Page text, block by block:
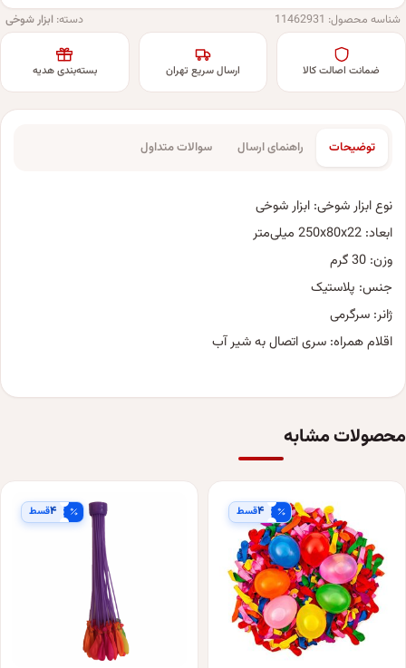
شناسه محصول: 11462931 دسته: ابزار شوخی
ضمانت اصالت کالا ارسال سریع تهران بسته‌بندی هدیه
توضیحات راهنمای ارسال سوالات متداول
نوع ابزار شوخی: ابزار شوخی
ابعاد: 250x80x22 میلی‌متر
وزن: 30 گرم
جنس: پلاستیک
ژانر: سرگرمی
اقلام همراه: سری اتصال به شیر آب
محصولات مشابه
۴قسط ۴قسط